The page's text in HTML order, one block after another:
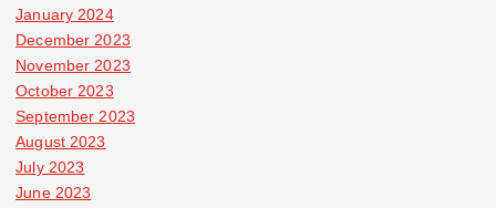
January 2024
December 2023
November 2023
October 2023
September 2023
August 2023
July 2023
June 2023